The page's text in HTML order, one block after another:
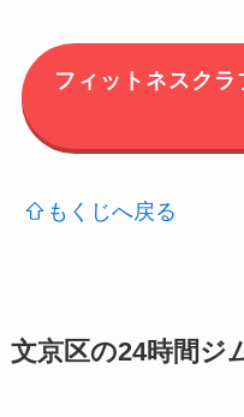
フィットネスク
もくじへ戻る
文京区の24時間ジ